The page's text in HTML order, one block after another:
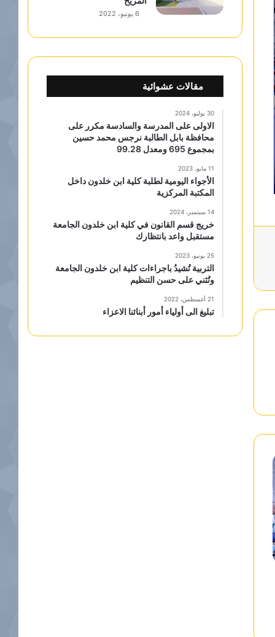
6 يونيو، 2022
مقالات عشوائية
30 يوليو، 2024
الاولى على المدرسة والسادسة مكرر على
محافظة بابل الطالبة نرجس محمد حسين
بمجموع 695 ومعدل 99.28
11 مايو، 2023
الأجواء اليومية لطلبة كلية ابن خلدون داخل
المكتبة المركزية
14 سبتمبر، 2024
خريج قسم القانون في كلية ابن خلدون الجامعة
مستقبل واعد بانتظارك
25 يونيو، 2023
التربية تُشيدُ باجراءات كلية ابن خلدون الجامعة
وتُثني على حسن التنظيم
21 أغسطس، 2022
تبليغ الى أولياء أمور أبنائنا الاعزاء